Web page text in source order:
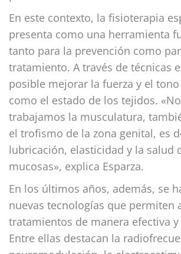
En este contexto, la fisioterapia
presenta como una herramienta
tanto para la prevención como
tratamiento. A través de técnicas
posible mejorar la fuerza y el
como el estado de los tejidos.
trabajamos la musculatura,
el trofismo de la zona genital, es
lubricación, elasticidad y la salud
mucosas», explica Esparza.
En los últimos años, además, se
nuevas tecnologías que permiten
tratamientos de manera efectiva
Entre ellas destacan la